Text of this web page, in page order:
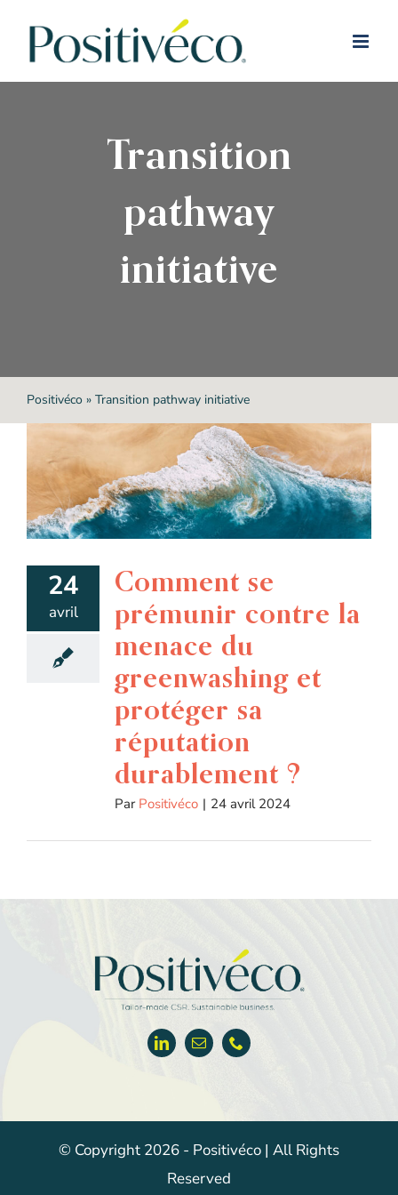
Transition
pathway
initiative
Positivéco» Transition pathway initiative
24
avril
Comment se
prémunir contre la
menace du
greenwashing et
protéger sa
réputation
durablement ?
Par Positivéco | 24 avril 2024
© Copyright 2026 - Positivéco | All Rights
Reserved